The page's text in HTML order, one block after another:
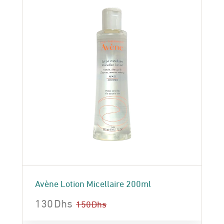
Avène Lotion Micellaire 200ml
150Dhs
130Dhs